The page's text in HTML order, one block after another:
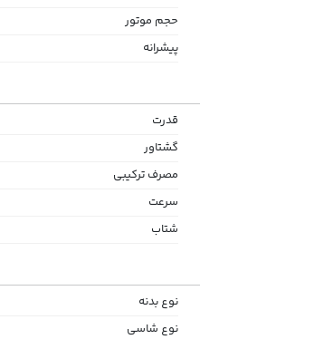
حجم موتور
پیشرانه
قدرت
گشتاور
مصرف ترکیبی
سرعت
شتاب
نوع بدنه
نوع شاسی